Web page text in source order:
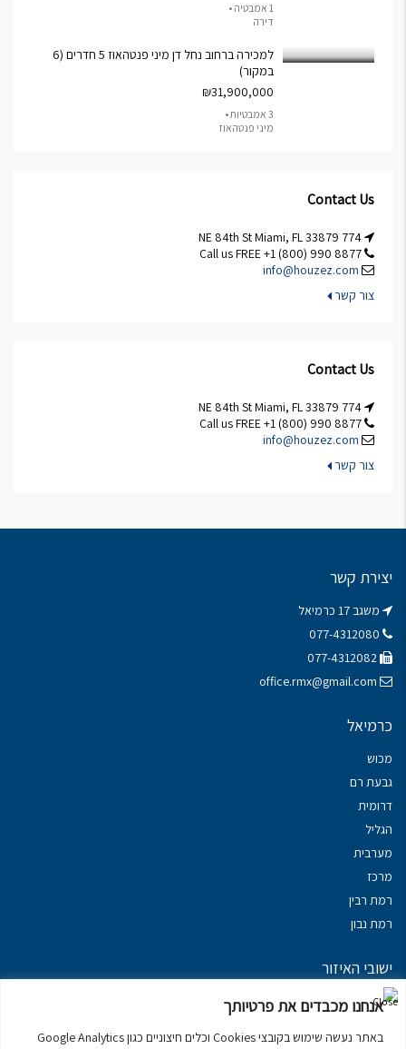
אנחנו מכבדים את פרטיותך
באתר נעשה שימוש בקובצי Cookies וכלים חיצוניים כגון Google Analytics
1 אמבטיה •
דירה
למכירה ברחוב נחל דן מיני פנטהאוז 5 חדרים (6
במקור)
₪31,900,000
3 אמבטיות •
מיני פנטהאוז
Contact Us
info@houzez.com
צור קשר
Contact Us
info@houzez.com
צור קשר
יצירת קשר
משגב 17 כרמיאל
office.rmx@gmail.com
כרמיאל
מכוש
גבעת רם
דרומית
הגליל
מערבית
מרכז
רמת רבין
רמת נבון
ישובי האיזור
נכסים במשגב